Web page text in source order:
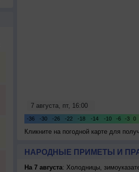
Кликните на погодной карте для
НАРОДНЫЕ ПРИМЕТЫ И
На 7 августа: Холодницы,